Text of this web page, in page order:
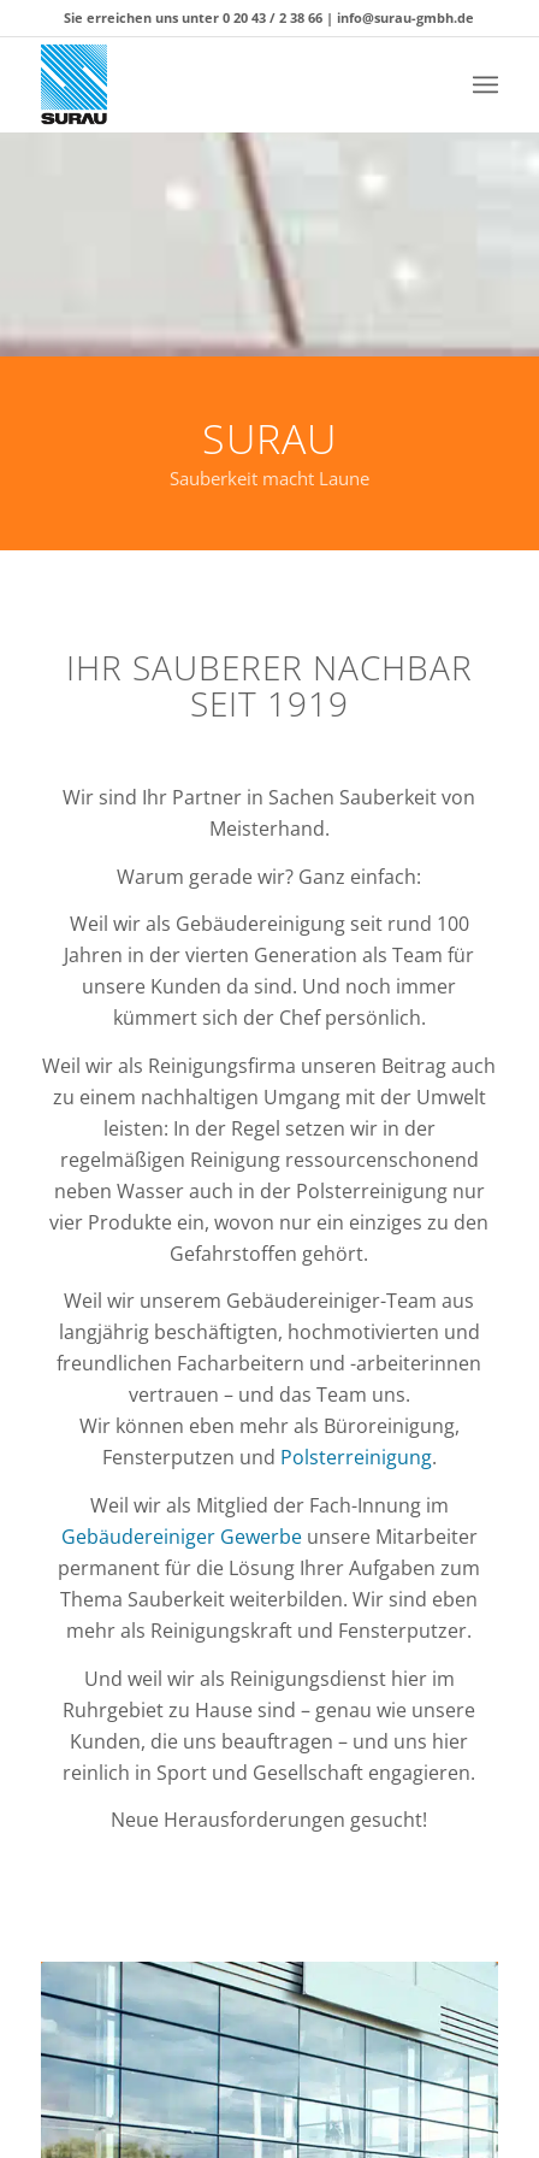
Sie erreichen uns unter 0 20 43 / 2 38 66 | info@surau-gmbh.de
SURAU
Sauberkeit macht Laune
IHR SAUBERER NACHBAR
SEIT 1919
Wir sind Ihr Partner in Sachen Sauberkeit von
Meisterhand.
Warum gerade wir? Ganz einfach:
Weil wir als Gebäudereinigung seit rund 100
Jahren in der vierten Generation als Team für
unsere Kunden da sind. Und noch immer
kümmert sich der Chef persönlich.
Weil wir als Reinigungsfirma unseren Beitrag auch
zu einem nachhaltigen Umgang mit der Umwelt
leisten: In der Regel setzen wir in der
regelmäßigen Reinigung ressourcenschonend
neben Wasser auch in der Polsterreinigung nur
vier Produkte ein, wovon nur ein einziges zu den
Gefahrstoffen gehört.
Weil wir unserem Gebäudereiniger-Team aus
langjährig beschäftigten, hochmotivierten und
freundlichen Facharbeitern und -arbeiterinnen
vertrauen – und das Team uns.
Wir können eben mehr als Büroreinigung,
Fensterputzen und Polsterreinigung.
Weil wir als Mitglied der Fach-Innung im
Gebäudereiniger Gewerbeunsere Mitarbeiter
permanent für die Lösung Ihrer Aufgaben zum
Thema Sauberkeit weiterbilden. Wir sind eben
mehr als Reinigungskraft und Fensterputzer.
Und weil wir als Reinigungsdienst hier im
Ruhrgebiet zu Hause sind – genau wie unsere
Kunden, die uns beauftragen – und uns hier
reinlich in Sport und Gesellschaft engagieren.
Neue Herausforderungen gesucht!